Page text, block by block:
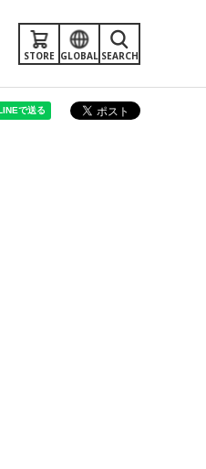
SEARCH
GLOBAL
STORE